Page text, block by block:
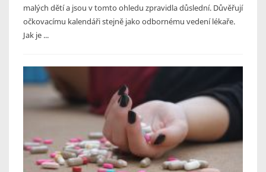
malých dětí a jsou v tomto ohledu zpravidla důslední. Důvěřují
očkovacímu kalendáři stejně jako odbornému vedení lékaře.
Jak je ...